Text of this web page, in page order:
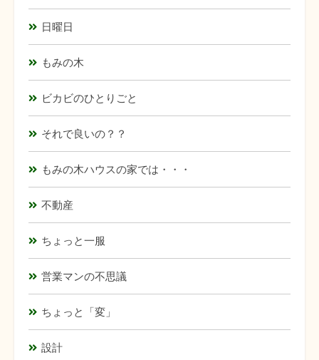
日曜日
もみの木
ビカビのひとりごと
それで良いの？？
もみの木ハウスの家では・・・
不動産
ちょっと一服
営業マンの不思議
ちょっと「変」
設計